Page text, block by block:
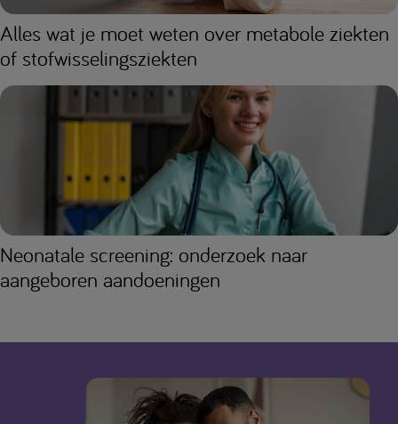
Alles wat je moet weten over metabole ziekten
of stofwisselingsziekten
Neonatale screening: onderzoek naar
aangeboren aandoeningen